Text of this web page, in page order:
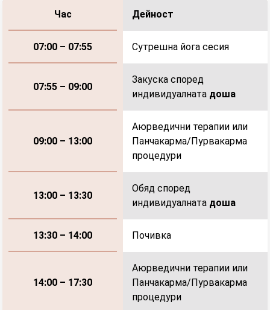
Час
07:00 – 07:55
07:55 – 09:00
09:00 – 13:00
13:00 – 13:30
13:30 – 14:00
14:00 – 17:30
Дейност
Сутрешна йога сесия
Закуска според
индивидуалната доша
Аюрведични терапии или
Панчакарма/Пурвакарма
процедури
Обяд според
индивидуалната доша
Почивка
Аюрведични терапии или
Панчакарма/Пурвакарма
процедури